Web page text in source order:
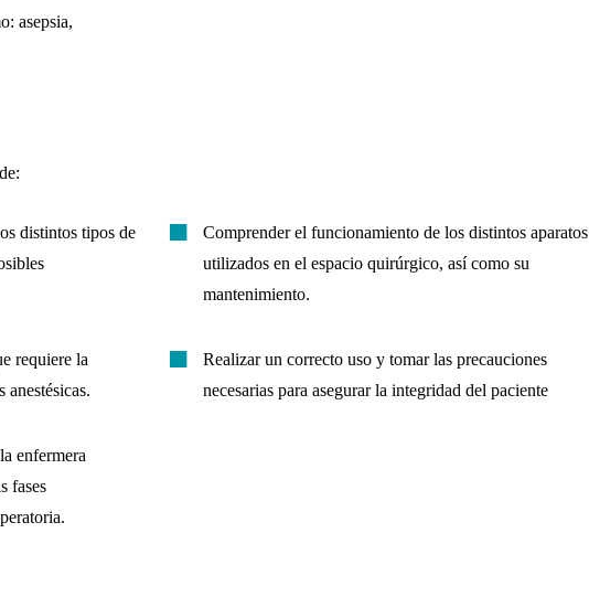
asepsia,
distintos tipos de
requiere la
anestésicas.
enfermera
fases
Comprender el funcionamiento de los distintos aparatos
utilizados en el espacio quirúrgico, así como su
mantenimiento.
Realizar un correcto uso y tomar las precauciones
necesarias para asegurar la integridad del paciente